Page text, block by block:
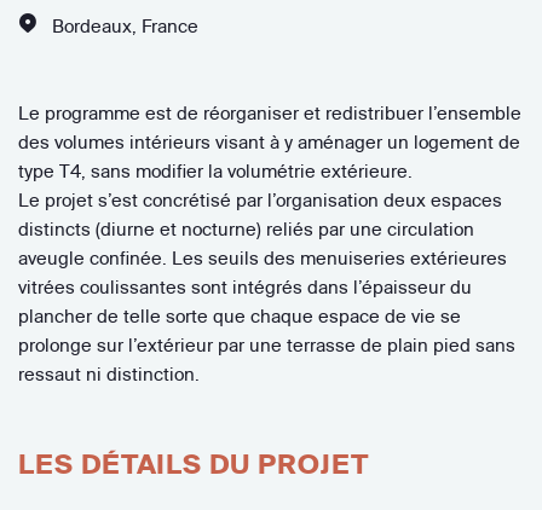
Bordeaux France
Le programme est de réorganiser et redistribuer l’ensemble
des volumes intérieurs visant à y aménager un logement de
type T4, sans modifier la volumétrie extérieure.
Le projet s’est concrétisé par l’organisation deux espaces
distincts (diurne et nocturne) reliés par une circulation
aveugle confinée. Les seuils des menuiseries extérieures
vitrées coulissantes sont intégrés dans l’épaisseur du
plancher de telle sorte que chaque espace de vie se
prolonge sur l’extérieur par une terrasse de plain pied sans
ressaut ni distinction.
LES DÉTAILS DU PROJET